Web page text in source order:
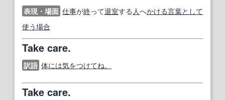
表現・場面 仕事が終って退室する 人へかける言葉として
使う場合
Take care.
訳語 体には気をつけてね。
Take care.